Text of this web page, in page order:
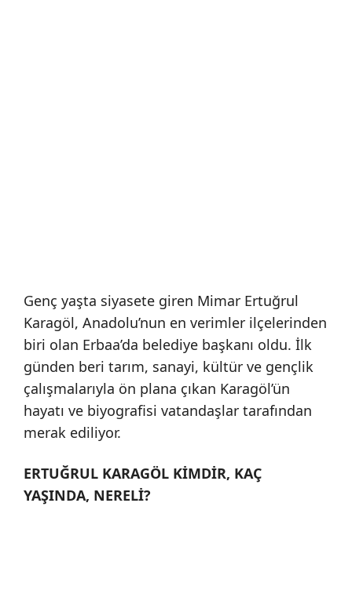
Genç yaşta siyasete giren Mimar Ertuğrul
Karagöl, Anadolu’nun en verimler ilçelerinden
biri olan Erbaa’da belediye başkanı oldu. İlk
günden beri tarım, sanayi, kültür ve gençlik
çalışmalarıyla ön plana çıkan Karagöl’ün
hayatı ve biyografisi vatandaşlar tarafından
merak ediliyor.
ERTUĞRUL KARAGÖL KİMDİR, KAÇ
YAŞINDA, NERELİ?